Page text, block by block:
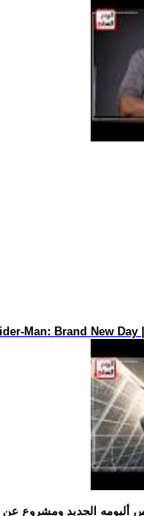
ألبومه الجديد ومشروع عن